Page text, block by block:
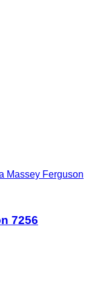
Massey Ferguson
7256